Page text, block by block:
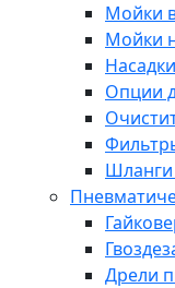
Мойки
Мойки
Опции
Шланги
Дрели